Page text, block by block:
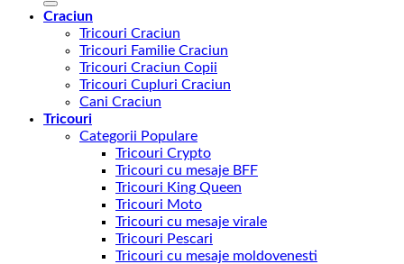
Craciun
Tricouri Craciun
Tricouri Familie Craciun
Tricouri Craciun Copii
Tricouri Cupluri Craciun
Cani Craciun
Tricouri
Categorii Populare
Tricouri Crypto
Tricouri cu mesaje BFF
Tricouri King Queen
Tricouri Moto
Tricouri cu mesaje virale
Tricouri Pescari
Tricouri cu mesaje moldovenesti